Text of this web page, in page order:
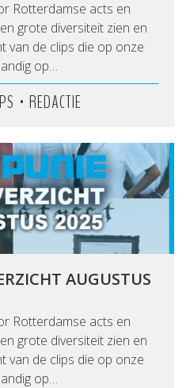
Rotterdamse acts en
grote diversiteit zien en
van de clips die op onze
op…
• REDACTIE
AUGUSTUS
Rotterdamse acts en
grote diversiteit zien en
van de clips die op onze
op…